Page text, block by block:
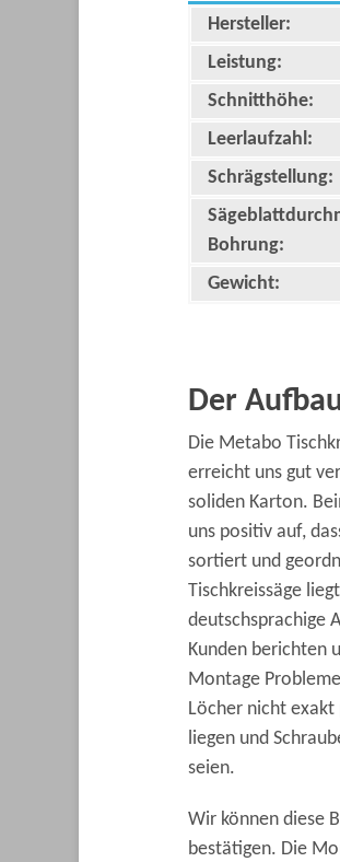
Hersteller:
Leistung:
Schnitthöhe:
Leerlaufzahl:
Schrägstellung:
Bohrung:
Gewicht:
Der
Die Metabo
erreicht uns gut
soliden Karton.
uns positiv auf,
sortiert und
Tischkreissäge
deutschsprachige
Kunden berichten
Montage
Löcher nicht
liegen und
seien.
Wir können diese
bestätigen. Die